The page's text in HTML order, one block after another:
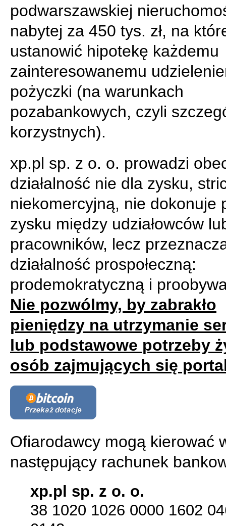
podwarszawskiej
nabytej za 450 tys. zł, na
ustanowić hipotekę każdemu
zainteresowanemu
pożyczki (na warunkach
pozabankowych, czyli
korzystnych).
xp.pl sp. z o. o. prowadzi
działalność nie dla zysku,
niekomercyjną, nie dokonuje
zysku między udziałowców
pracowników, lecz
działalność prospołeczną:
prodemokratyczną i
Nie pozwólmy, by zabrakło
pieniędzy na utrzymanie
lub podstawowe potrzeby
osób zajmujących się
Ofiarodawcy mogą kierować
następujący rachunek
xp.pl sp. z o. o.
38 1020 1026 0000 1602